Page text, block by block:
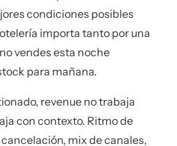
condiciones posibles
importa tanto por una
vendes esta noche
para mañana.
revenue no trabaja
con contexto. Ritmo de
mix de canales,